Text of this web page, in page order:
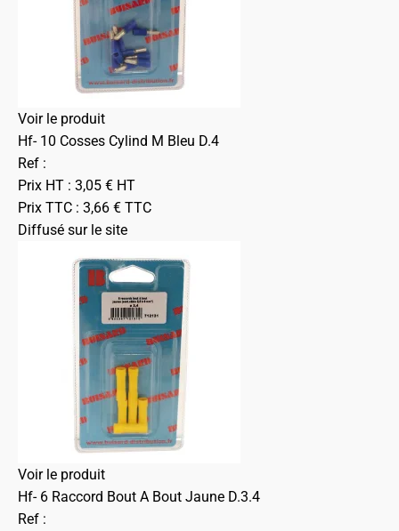
Voir le produit
Hf- 10 Cosses Cylind M Bleu D.4
Ref :
Prix HT : 3,05 € HT
Prix TTC : 3,66 € TTC
Diffusé sur le site
Voir le produit
Hf- 6 Raccord Bout A Bout Jaune D.3.4
Ref :